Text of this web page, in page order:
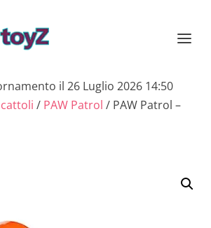
il 26 Luglio 2026 14:50
/ PAW Patrol / PAW Patrol –